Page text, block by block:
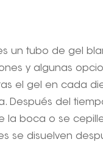
un tubo de gel
y algunas
el gel en cada
Después del
la boca o se
se disuelven